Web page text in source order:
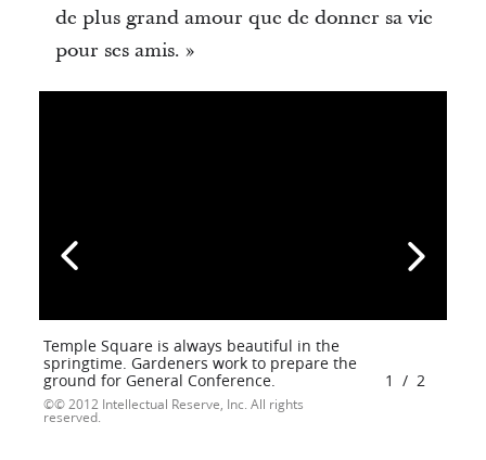
de plus grand amour que de donner sa vie
pour ses amis. »
Temple Square is always beautiful in the
springtime. Gardeners work to prepare the
ground for General Conference.
© 2012 Intellectual Reserve, Inc. All rights
reserved.
1 / 2